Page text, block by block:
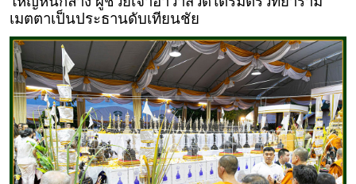
เมตตาเป็นประธานดับเทียนชัย